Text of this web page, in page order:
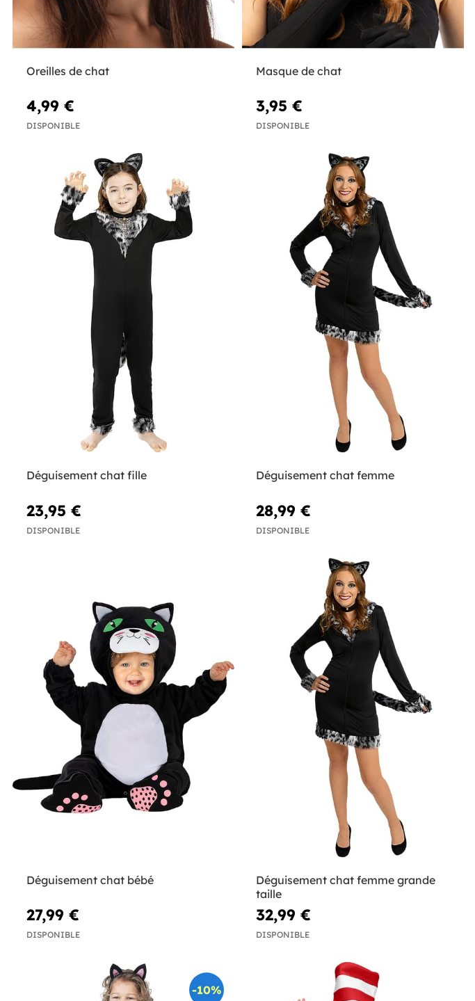
Oreilles de chat
4,99 €
DISPONIBLE
Masque de chat
3,95 €
DISPONIBLE
Déguisement chat fille
23,95 €
DISPONIBLE
Déguisement chat femme
28,99 €
DISPONIBLE
Déguisement chat bébé
27,99 €
DISPONIBLE
Déguisement chat femme grande
taille
32,99 €
DISPONIBLE
-10%